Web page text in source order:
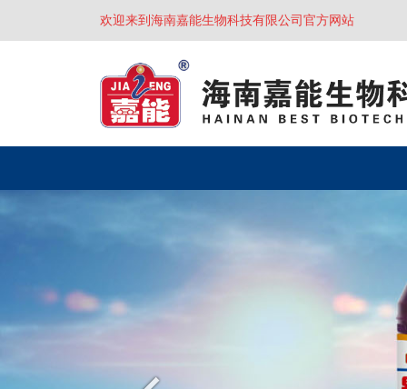
欢迎来到海南嘉能生物科技有限公司官方网站